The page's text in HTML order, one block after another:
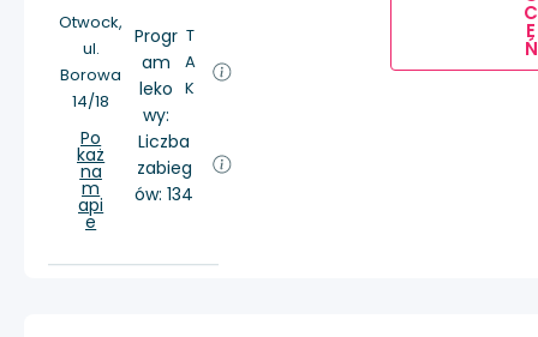
Otwock,
ul.
Borowa
14/18
Po
każ
na
m
api
e
Progr
am
leko
wy:
T
A
K
Liczba
zabieg
ów: 134
C
E
Ń